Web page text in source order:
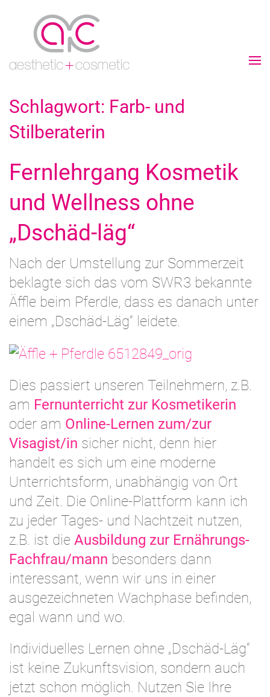
Schlagwort: Farb- und
Stilberaterin
Fernlehrgang Kosmetik
und Wellness ohne
„Dschäd-läg“
Nach der Umstellung zur Sommerzeit
beklagte sich das vom SWR3 bekannte
Äffle beim Pferdle, dass es danach unter
einem „Dschäd-Läg“ leidete.
Dies passiert unseren Teilnehmern, z.B.
am Fernunterricht zur Kosmetikerin
oder am Online-Lernen zum/zur
Visagist/in sicher nicht, denn hier
handelt es sich um eine moderne
Unterrichtsform, unabhängig von Ort
und Zeit. Die Online-Plattform kann ich
zu jeder Tages- und Nachtzeit nutzen,
z.B. ist die Ausbildung zur Ernährungs-
Fachfrau/mann besonders dann
interessant, wenn wir uns in einer
ausgezeichneten Wachphase befinden,
egal wann und wo.
Individuelles Lernen ohne „Dschäd-Läg“
ist keine Zukunftsvision, sondern auch
jetzt schon möglich. Nutzen Sie Ihre